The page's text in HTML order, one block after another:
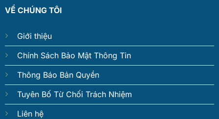
VỀ CHÚNG TÔI
Giới thiệu
Chính Sách Bảo Mật Thông Tin
Thông Báo Bản Quyền
Tuyên Bố Từ Chối Trách Nhiệm
Liên hệ